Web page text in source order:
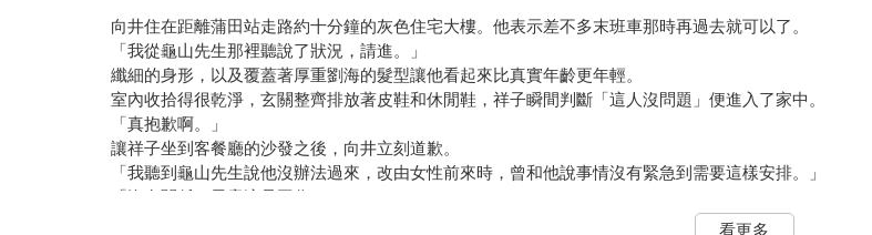
向井住在距離蒲田站走路約十分鐘的灰色住宅大樓。他表示差不多末班車那時再過去就可以了。
「我從龜山先生那裡聽說了狀況，請進。」
纖細的身形，以及覆蓋著厚重劉海的髮型讓他看起來比真實年齡更年輕。
室內收拾得很乾淨，玄關整齊排放著皮鞋和休閒鞋，祥子瞬間判斷「這人沒問題」便進入了家中。
「真抱歉啊。」
讓祥子坐到客餐廳的沙發之後，向井立刻道歉。
「我聽到龜山先生說他沒辦法過來，改由女性前來時，曾和他說事情沒有緊急到需要這樣安排。」
「沒有關係，畢竟這是工作。」
看更多